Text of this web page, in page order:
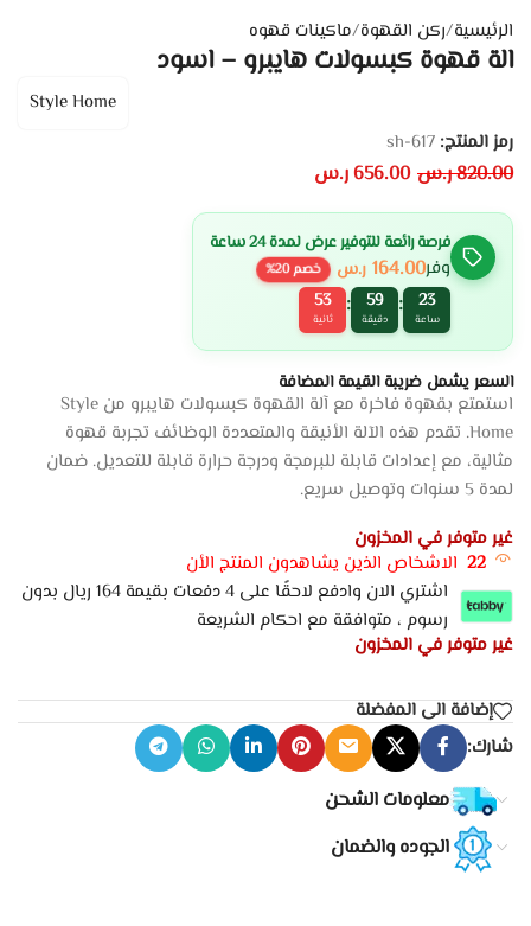
الرئيسية/ركن القهوة/ماكينات قهوه
الة قهوة كبسولات هايبرو – اسود
Style Home
رمز المنتج: sh-617
820.00ر.س 656.00ر.س
فرصة رائعة للتوفير عرض لمدة 24 ساعة
وفر164.00 ر.س خصم20
%
23
ساعة :
59
دقيقة :
53
ثانية
السعر يشمل ضريبة القيمة المضافة
استمتع بقهوة فاخرة مع آلة القهوة كبسولات هايبرو من Style
Home. تقدم هذه الآلة الأنيقة والمتعددة الوظائف تجربة قهوة
مثالية، مع إعدادات قابلة للبرمجة ودرجة حرارة قابلة للتعديل. ضمان
لمدة 5 سنوات وتوصيل سريع.
غير متوفر في المخزون
22 الاشخاص الذين يشاهدون المنتج الأن
اشتري الان وادفع لاحقًا على 4 دفعات بقيمة 164 ريال بدون
رسوم ، متوافقة مع احكام الشريعة
غير متوفر في المخزون
إضافة الى المفضلة
شارك:
معلومات الشحن
الجوده والضمان